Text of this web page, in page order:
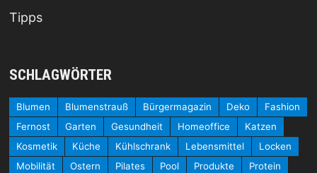
Tipps
SCHLAGWÖRTER
Blumen Blumenstrauß Bürgermagazin Deko
Fashion
Fernost
Garten Gesundheit Homeoffice
Katzen
Kosmetik
Küche Kühlschrank Lebensmittel
Locken
Mobilität
Ostern Pilates Pool Produkte
Protein